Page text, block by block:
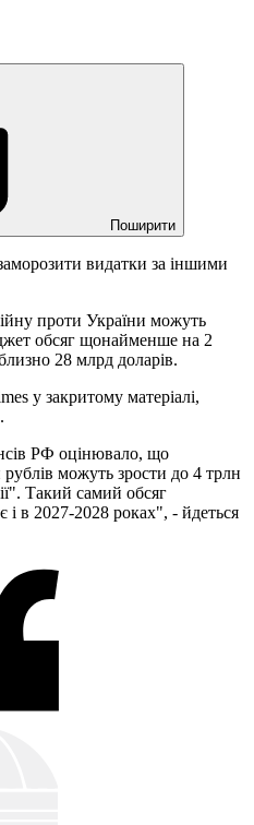
Поширити
видатки за іншими
проти України можуть
обсяг щонайменше на 2
28 млрд доларів.
у закритому матеріалі,
РФ оцінювало, що
можуть зрости до 4 трлн
Такий самий обсяг
і в 2027-2028 роках", - йдеться